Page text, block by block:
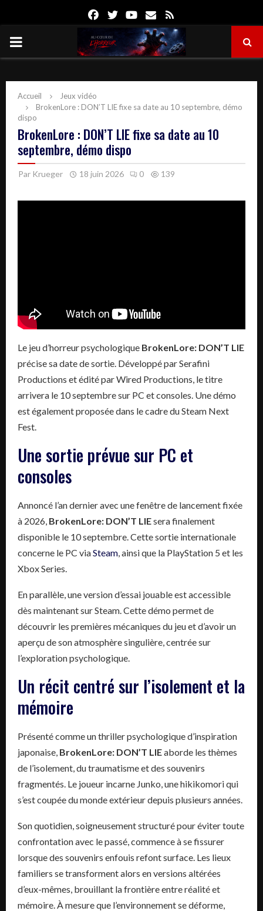
FacebookTwitterYoutube
Email
PRIMARY
Accueil
Jeux vidéo
BrokenLore : DON’T LIE fixe sa date au 10 septembre, démo
dispo
BrokenLore : DON’T LIE fixe sa date au 10
septembre, démo dispo
Par Krueger 18 juin 2026 0 139
Le jeu d’horreur psychologique BrokenLore: DON’T LIE
précise sa date de sortie. Développé par Serafini
Productions et édité par Wired Productions, le titre
arrivera le 10 septembre sur PC et consoles. Une démo
est également proposée dans le cadre du Steam Next
Fest.
Une sortie prévue sur PC et
consoles
Annoncé l’an dernier avec une fenêtre de lancement fixée
à 2026, BrokenLore: DON’T LIEsera finalement
disponible le 10 septembre. Cette sortie internationale
concerne le PC viaSteam , ainsi que la PlayStation 5 et les
Xbox Series.
En parallèle, une version d’essai jouable est accessible
dès maintenant sur Steam. Cette démo permet de
découvrir les premières mécaniques du jeu et d’avoir un
aperçu de son atmosphère singulière, centrée sur
l’exploration psychologique.
Un récit centré sur l’isolement et la
mémoire
Présenté comme un thriller psychologique d’inspiration
japonaise, BrokenLore: DON’T LIEaborde les thèmes
de l’isolement, du traumatisme et des souvenirs
fragmentés. Le joueur incarne Junko, une hikikomori qui
s’est coupée du monde extérieur depuis plusieurs années.
Son quotidien, soigneusement structuré pour éviter toute
confrontation avec le passé, commence à se fissurer
lorsque des souvenirs enfouis refont surface. Les lieux
familiers se transforment alors en versions altérées
d’eux-mêmes, brouillant la frontière entre réalité et
mémoire. À mesure que l’environnement se déforme,